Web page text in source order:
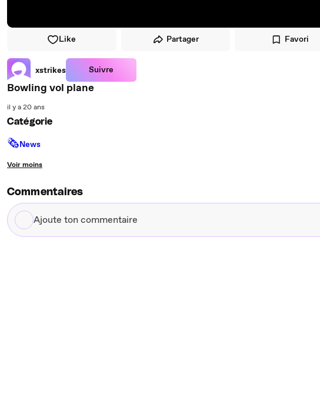
Like Partager Favori
xstrikes Suivre
Bowling vol plane
il y a 20 ans
Catégorie
🗞News
Voir moins
Commentaires
Ajoute
ton